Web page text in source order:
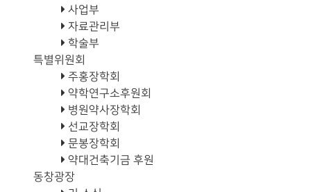
사업부
자료관리부
학술부
특별위원회
주홍장학회
약학연구소후원회
병원약사장학회
선교장학회
문봉장학회
약대건축기금 후원
동창광장